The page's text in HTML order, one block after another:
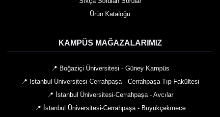
Ürün Kataloğu
KAMPÜS MAĞAZALARIMIZ
📍 Boğaziçi Üniversitesi - Güney Kampüs
📍 İstanbul Üniversitesi-Cerrahpaşa - Cerrahpaşa Tıp Fakültesi
📍 İstanbul Üniversitesi-Cerrahpaşa - Avcılar
📍 İstanbul Üniversitesi-Cerrahpaşa - Büyükçekmece